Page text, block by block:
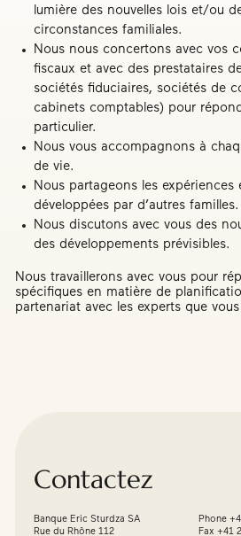
lumière des nouvelles lois et/ou
circonstances familiales.
Nous nous concertons avec vos
fiscaux et avec des prestataires
sociétés fiduciaires, sociétés de
cabinets comptables) pour
particulier.
Nous vous accompagnons à
de vie.
Nous partageons les
développées par d’autres familles.
Nous discutons avec vous des
des développements prévisibles.
Nous travaillerons avec vous pour
spécifiques en matière de
partenariat avec les experts que
Contactez
Banque Eric Sturdza SA
Rue du Rhône 112
Phone
Fax +41